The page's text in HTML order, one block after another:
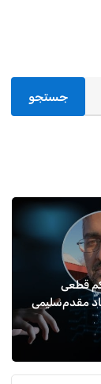
جستجو
قطعی
مقدم‌سلیمی